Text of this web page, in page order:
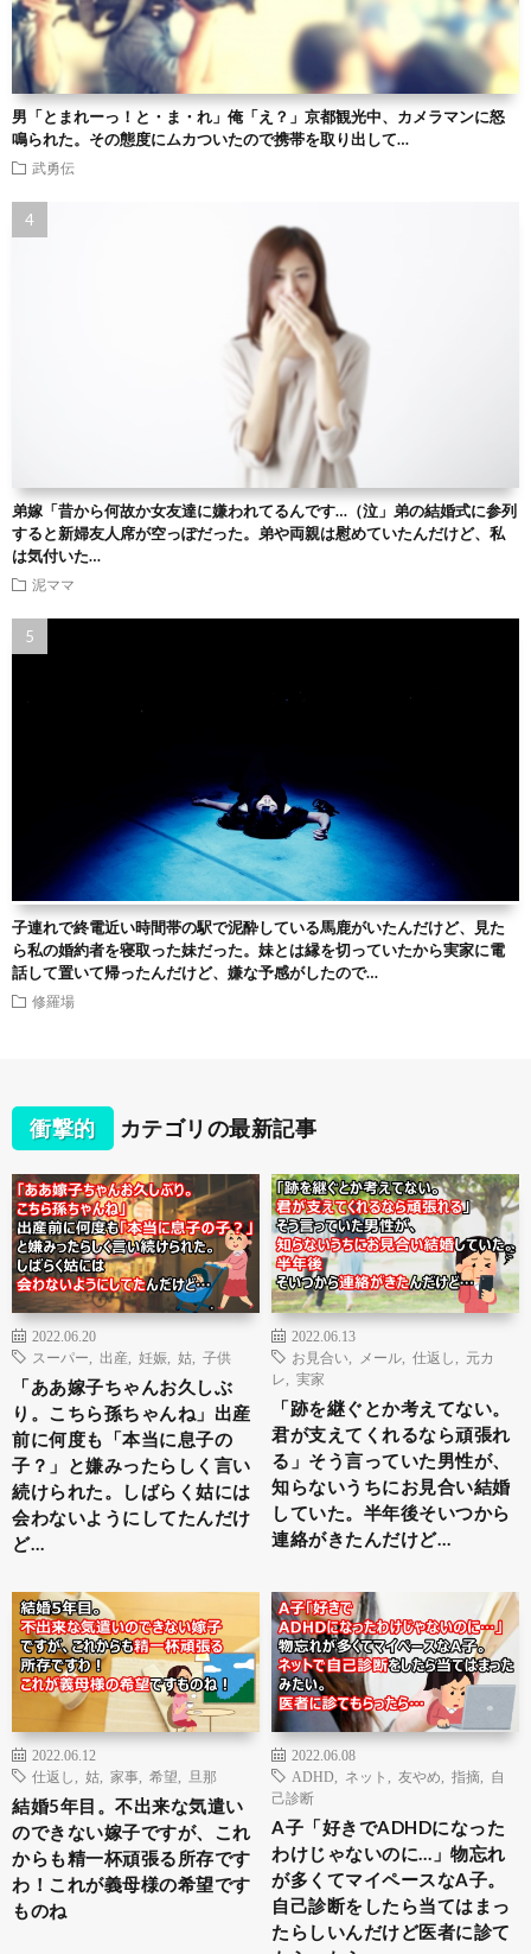
男「とまれーっ！と・ま・れ」俺「え？」京都観光中、カメラマンに怒
鳴られた。その態度にムカついたので携帯を取り出して…
武勇伝
弟嫁「昔から何故か女友達に嫌われてるんです…（泣」弟の結婚式に参列
すると新婦友人席が空っぽだった。弟や両親は慰めていたんだけど、私
は気付いた…
泥ママ
子連れで終電近い時間帯の駅で泥酔している馬鹿がいたんだけど、見た
ら私の婚約者を寝取った妹だった。妹とは縁を切っていたから実家に電
話して置いて帰ったんだけど、嫌な予感がしたので…
修羅場
衝撃的 カテゴリの最新記事
2022.06.20
スーパー
出産 妊娠 姑 子供
「ああ嫁子ちゃんお久しぶ
り。こちら孫ちゃんね」出産
前に何度も「本当に息子の
子？」と嫌みったらしく言い
続けられた。しばらく姑には
会わないようにしてたんだけ
ど…
2022.06.13
お見合い
メール 仕返し
元カ
レ
実家
「跡を継ぐとか考えてない。
君が支えてくれるなら頑張れ
る」そう言っていた男性が、
知らないうちにお見合い結婚
していた。半年後そいつから
連絡がきたんだけど…
2022.06.12
仕返し
姑 家事 希望 旦那
結婚5年目。不出来な気遣い
のできない嫁子ですが、これ
からも精一杯頑張る所存です
わ！これが義母様の希望です
ものね
2022.06.08
ADHD
ネット 友やめ 指摘
自
己診断
A子「好きでADHDになった
わけじゃないのに…」物忘れ
が多くてマイペースなA子。
自己診断をしたら当てはまっ
たらしいんだけど医者に診て